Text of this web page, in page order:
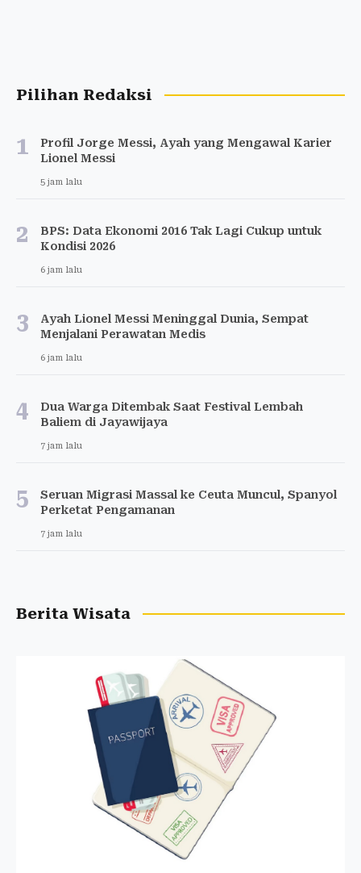
Pilihan Redaksi
1
Profil Jorge Messi, Ayah yang Mengawal Karier
Lionel Messi
5 jam lalu
2
BPS: Data Ekonomi 2016 Tak Lagi Cukup untuk
Kondisi 2026
6 jam lalu
3
Ayah Lionel Messi Meninggal Dunia, Sempat
Menjalani Perawatan Medis
6 jam lalu
4
Dua Warga Ditembak Saat Festival Lembah
Baliem di Jayawijaya
7 jam lalu
5
Seruan Migrasi Massal ke Ceuta Muncul, Spanyol
Perketat Pengamanan
7 jam lalu
Berita Wisata